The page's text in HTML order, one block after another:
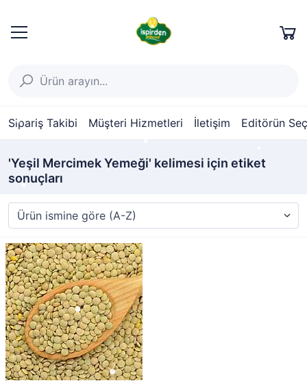
Sipariş Takibi Müşteri Hizmetleri İletişim Editörün
'Yeşil Mercimek Yemeği' kelimesi için etiket
sonuçları